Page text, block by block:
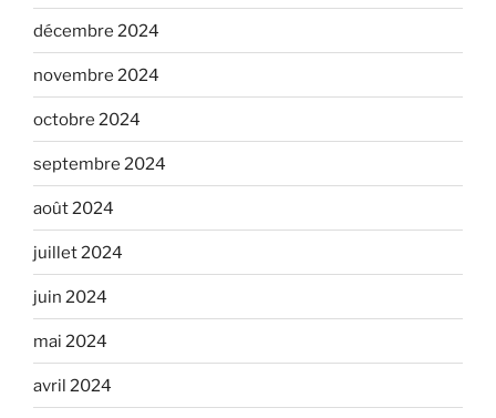
décembre 2024
novembre 2024
octobre 2024
septembre 2024
août 2024
juillet 2024
juin 2024
mai 2024
avril 2024